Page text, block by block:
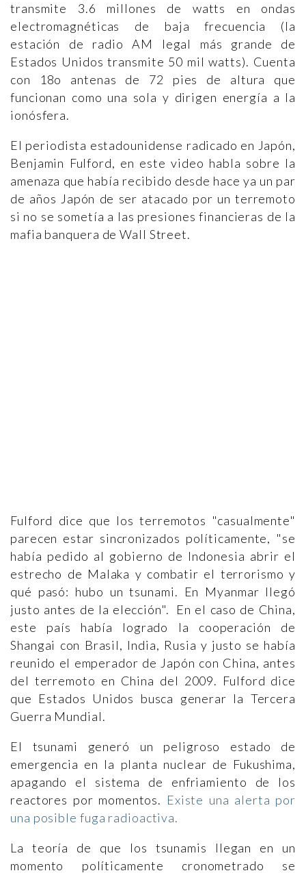
transmite 3.6 millones de watts en ondas
electromagnéticas de baja frecuencia (la
estación de radio AM legal más grande de
Estados Unidos transmite 50 mil watts). Cuenta
con 18o antenas de 72 pies de altura que
funcionan como una sola y dirigen energía a la
ionósfera.
El periodista estadounidense radicado en Japón,
Benjamin Fulford, en este video habla sobre la
amenaza que había recibido desde hace ya un par
de años Japón de ser atacado por un terremoto
si no se sometía a las presiones financieras de la
mafia banquera de Wall Street.
Fulford dice que los terremotos "casualmente"
parecen estar sincronizados políticamente, "se
había pedido al gobierno de Indonesia abrir el
estrecho de Malaka y combatir el terrorismo y
qué pasó: hubo un tsunami. En Myanmar llegó
justo antes de la elección". En el caso de China,
este país había logrado la cooperación de
Shangai con Brasil, India, Rusia y justo se había
reunido el emperador de Japón con China, antes
del terremoto en China del 2009. Fulford dice
que Estados Unidos busca generar la Tercera
Guerra Mundial.
El tsunami generó un peligroso estado de
emergencia en la planta nuclear de Fukushima,
apagando el sistema de enfriamiento de los
reactores por momentos. Existe una alerta por
una posible fuga radioactiva.
La teoría de que los tsunamis llegan en un
momento políticamente cronometrado se